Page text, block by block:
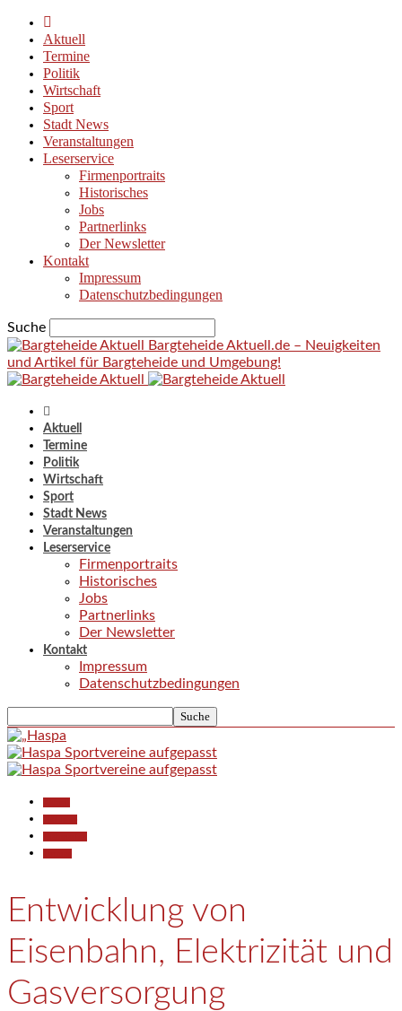
Aktuell
Termine
Politik
Wirtschaft
Sport
Stadt News
Veranstaltungen
Leserservice
Firmenportraits
Historisches
Jobs
Partnerlinks
Der Newsletter
Kontakt
Impressum
Datenschutzbedingungen
Suche
Bargteheide Aktuell.de – Neuigkeiten
und Artikel für Bargteheide und Umgebung!
Aktuell
Termine
Politik
Wirtschaft
Sport
Stadt News
Veranstaltungen
Leserservice
Firmenportraits
Historisches
Jobs
Partnerlinks
Der Newsletter
Kontakt
Impressum
Datenschutzbedingungen
Entwicklung von
Eisenbahn, Elektrizität und
Gasversorgung